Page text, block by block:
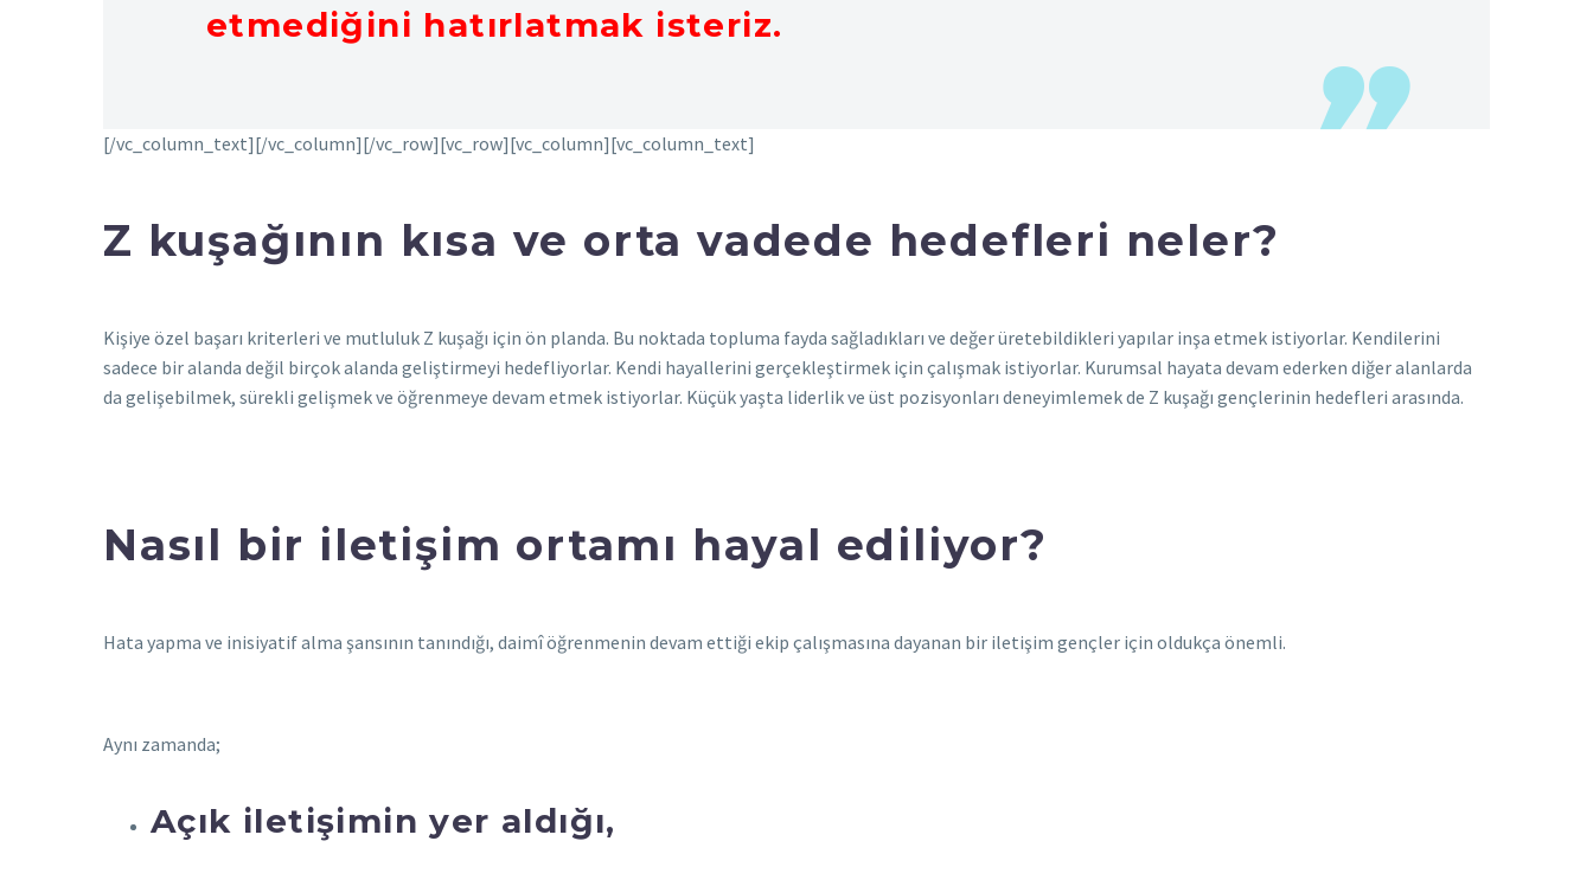
etmediğini hatırlatmak isteriz.
[/vc_column_text][/vc_column][/vc_row][vc_row][vc_column][vc_column_text]
Z kuşağının kısa ve orta vadede hedefleri neler?
Kişiye özel başarı kriterleri ve mutluluk Z kuşağı için ön planda. Bu noktada topluma fayda sağladıkları ve değer üretebildikleri yapılar inşa etmek istiyorlar. Kendilerini
sadece bir alanda değil birçok alanda geliştirmeyi hedefliyorlar. Kendi hayallerini gerçekleştirmek için çalışmak istiyorlar. Kurumsal hayata devam ederken diğer alanlarda
da gelişebilmek, sürekli gelişmek ve öğrenmeye devam etmek istiyorlar. Küçük yaşta liderlik ve üst pozisyonları deneyimlemek de Z kuşağı gençlerinin hedefleri arasında.
Nasıl bir iletişim ortamı hayal ediliyor?
Hata yapma ve inisiyatif alma şansının tanındığı, daimî öğrenmenin devam ettiği ekip çalışmasına dayanan bir iletişim gençler için oldukça önemli.
Aynı zamanda;
Açık iletişimin yer aldığı,